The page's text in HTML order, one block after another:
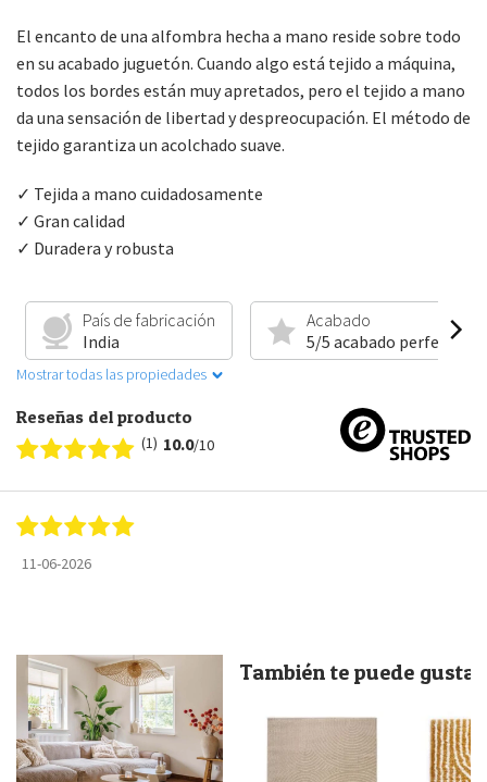
El encanto de una alfombra hecha a mano reside sobre todo
en su acabado juguetón. Cuando algo está tejido a máquina,
todos los bordes están muy apretados, pero el tejido a mano
da una sensación de libertad y despreocupación. El método de
tejido garantiza un acolchado suave.
✓ Tejida a mano cuidadosamente
✓ Gran calidad
✓ Duradera y robusta
País de fabricación
India
Acabado
5/5 acabado perfecto
Mostrar todas las propiedades
Reseñas del producto
(1) 10.0/10
11-06-2026
También te puede